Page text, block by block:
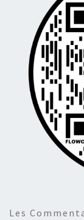
Les